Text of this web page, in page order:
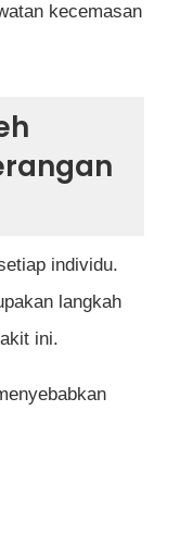
kecemasan
individu.
langkah
ini.